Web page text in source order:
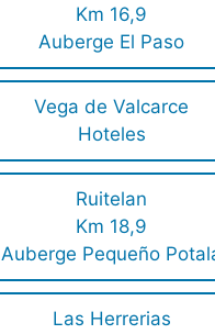
Km 16,9
Auberge El Paso
Vega de Valcarce
Hoteles
Ruitelan
Km 18,9
Auberge Pequeño
Las Herrerias